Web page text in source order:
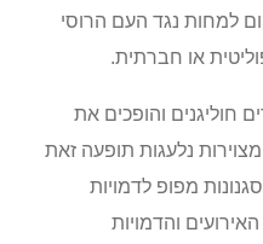
למחות נגד העם הרוסי
או חברתית.
והופכים את
נלעגות תופעה זאת
מפופ לדמויות
והדמויות